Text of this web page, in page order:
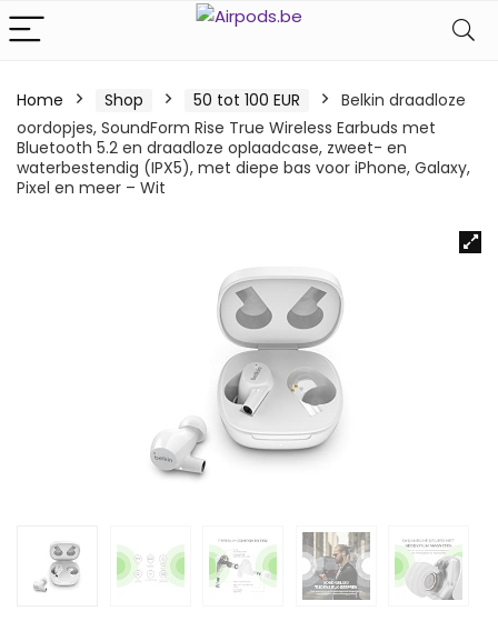
Home Shop 50 tot 100 EUR
Belkin draadloze
oordopjes, SoundForm Rise True Wireless Earbuds met
Bluetooth 5.2 en draadloze oplaadcase, zweet- en
waterbestendig (IPX5), met diepe bas voor iPhone, Galaxy,
Pixel en meer – Wit